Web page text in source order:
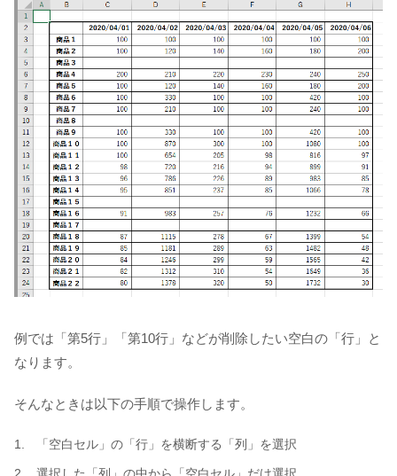
例では「第5行」「第10行」などが削除したい空白の「行」と
なります。
そんなときは以下の手順で操作します。
「空白セル」の「行」を横断する「列」を選択
選択した「列」の中から「空白セル」だけ選択